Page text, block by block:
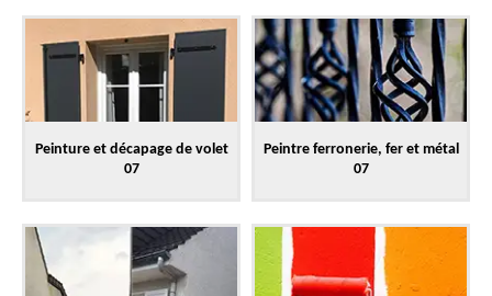
Peinture et décapage de volet
07
Peintre ferronerie, fer et métal
07